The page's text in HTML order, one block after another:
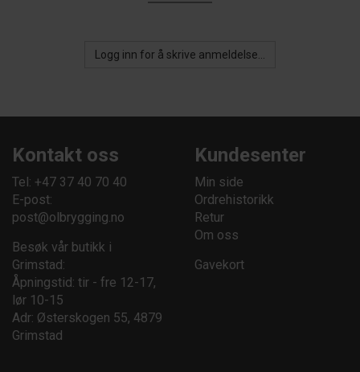
Logg inn for å skrive anmeldelse...
Kontakt oss
Tel: +47 37 40 70 40
E-post:
post@olbrygging.no
Besøk vår butikk i
Grimstad:
Åpningstid: tir - fre 12-17,
lør 10-15
Adr: Østerskogen 55, 4879
Grimstad
Kundesenter
Min side
Ordrehistorikk
Retur
Om oss
Gavekort